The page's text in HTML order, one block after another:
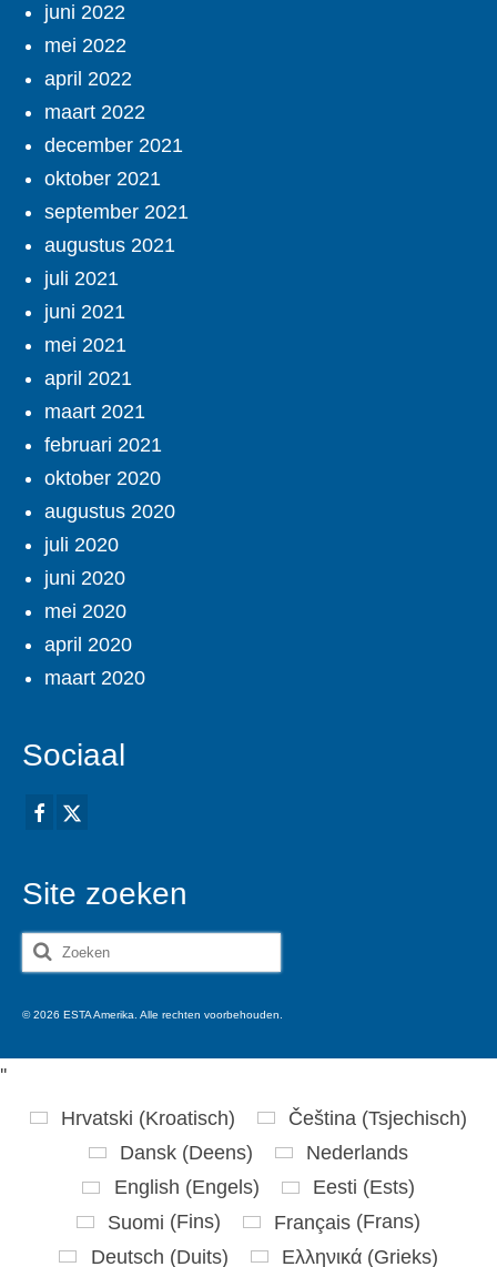
juni 2022
mei 2022
april 2022
maart 2022
december 2021
oktober 2021
september 2021
augustus 2021
juli 2021
juni 2021
mei 2021
april 2021
maart 2021
februari 2021
oktober 2020
augustus 2020
juli 2020
juni 2020
mei 2020
april 2020
maart 2020
Sociaal
Site zoeken
Zoeken
naar:
© 2026 ESTA Amerika. Alle rechten voorbehouden.
''
Hrvatski (Kroatisch) Čeština (Tsjechisch)
Dansk (Deens)
Nederlands
English (Engels) Eesti (Ests)
Suomi (Fins) Français (Frans)
Deutsch (Duits) Ελληνικά(Grieks)